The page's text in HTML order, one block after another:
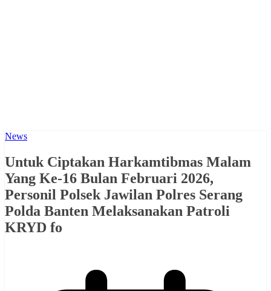
News
Untuk Ciptakan Harkamtibmas Malam
Yang Ke-16 Bulan Februari 2026,
Personil Polsek Jawilan Polres Serang
Polda Banten Melaksanakan Patroli
KRYD fo